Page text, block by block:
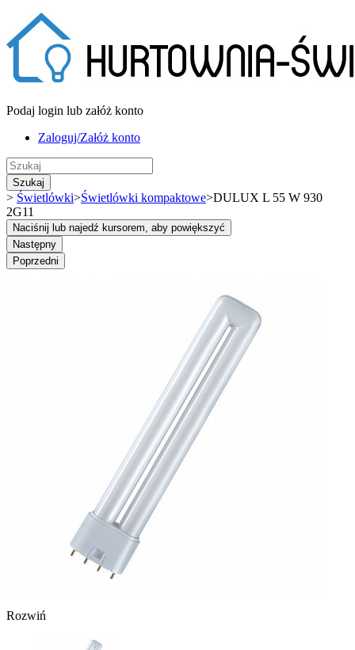
Podaj login lub załóż konto
Zaloguj/Załóż konto
Szukaj
> Świetlówki>Świetlówki kompaktowe>DULUX L 55 W 930
2G11
Naciśnij lub najedź kursorem, aby powiększyć
Następny
Poprzedni
Rozwiń